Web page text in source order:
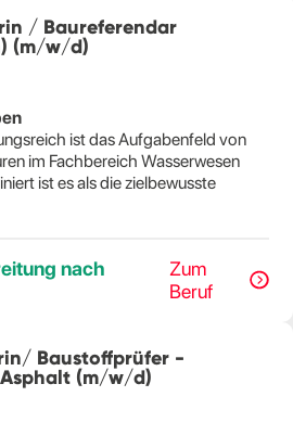
/ Baureferendar
(m/w/d)
ist das Aufgabenfeld von
im Fachbereich Wasserwesen
ist es als die zielbewusste
nach
Zum
Beruf
Baustoffprüfer -
(m/w/d)